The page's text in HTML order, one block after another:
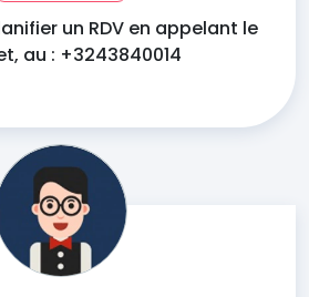
un RDV en appelant le
au : +3243840014